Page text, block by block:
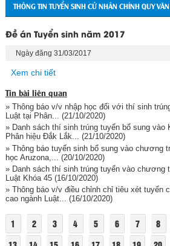
THÔNG TIN TUYỂN SINH CỬ NHÂN CHÍNH QUY
Đề án Tuyển sinh năm 2017
Ngày đăng 31/03/2017
Xem chi tiết
Tin bài liên quan
» Thông báo v/v nhập học đối với thí sinh
Luật tại Phân...
(21/10/2020)
» Danh sách thí sinh trúng tuyển bổ sung vào
Phân hiệu Đắk Lắk... (21/10/2020)
» Thông báo tuyển sinh bổ sung vào chương
học Aruzona,...
(20/10/2020)
» Danh sách thí sinh trúng tuyển vào chương
Luật Khóa 45(16/10/2020)
» Thông báo v/v điều chỉnh chỉ tiêu xét tuyển
cao ngành Luật... (16/10/2020)
1 2 3 4 5 6 7 8